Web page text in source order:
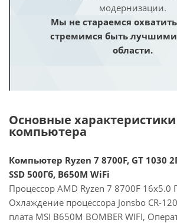
модернизации.
Мы не стараемся
стремимся быть лучшими
области.
Основные характеристики
компьютера
Компьютер Ryzen 7 8700F, GT 1030
SSD 500Гб, B650M WiFi
Процессор AMD Ryzen 7 8700F 16x5.0
Охлаждение процессора Jonsbo CR-
плата MSI B650M BOMBER WIFI,